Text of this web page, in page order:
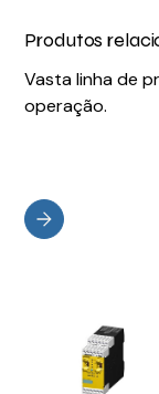
Produtos
Vasta linha de
operação.